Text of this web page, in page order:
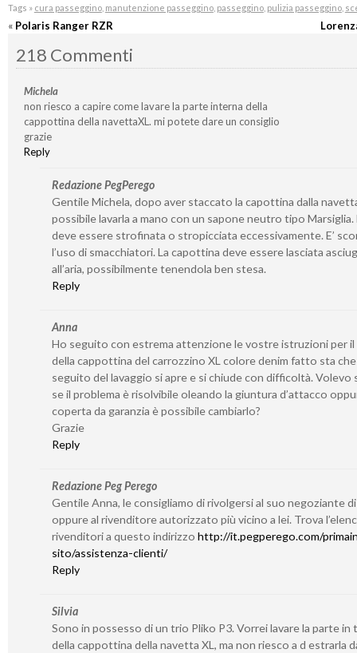
Tags » cura passeggino, manutenzione passeggino, passeggino, pulizia passeggino,
« Polaris Ranger RZR
218 Commenti
Michela
non riesco a capire come lavare la parte interna della
cappottina della navettaXL. mi potete dare un consiglio
grazie
Reply
Redazione PegPerego
Gentile Michela, dopo aver staccato la capottina dalla
possibile lavarla a mano con un sapone neutro tipo Marsiglia.
deve essere strofinata o stropicciata eccessivamente. E’
l’uso di smacchiatori. La capottina deve essere lasciata
all’aria, possibilmente tenendola ben stesa.
Reply
Anna
Ho seguito con estrema attenzione le vostre istruzioni per il
della cappottina del carrozzino XL colore denim fatto sta che
seguito del lavaggio si apre e si chiude con difficoltà. Volevo
se il problema è risolvibile oleando la giuntura d’attacco
coperta da garanzia è possibile cambiarlo?
Grazie
Reply
Redazione Peg Perego
Gentile Anna, le consigliamo di rivolgersi al suo negoziante
oppure al rivenditore autorizzato più vicino a lei. Trova
rivenditori a questo indirizzo http://it.pegperego.com/
sito/assistenza-clienti/
Reply
Silvia
Sono in possesso di un trio Pliko P3. Vorrei lavare la parte in
della cappottina della navetta XL, ma non riesco a d estrarla